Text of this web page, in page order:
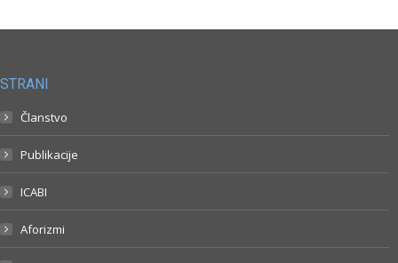
STRANI
Članstvo
Publikacije
ICABI
Aforizmi